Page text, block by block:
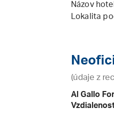
Názov
Lokalita
(údaje z
Al Gallo